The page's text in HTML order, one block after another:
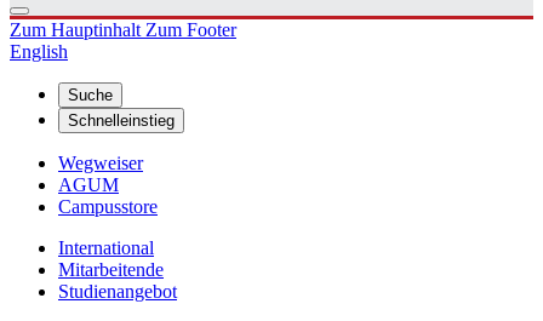
Zum HauptinhaltZum Footer
English
Suche
Schnelleinstieg
Wegweiser
AGUM
Campusstore
International
Mitarbeitende
Studienangebot